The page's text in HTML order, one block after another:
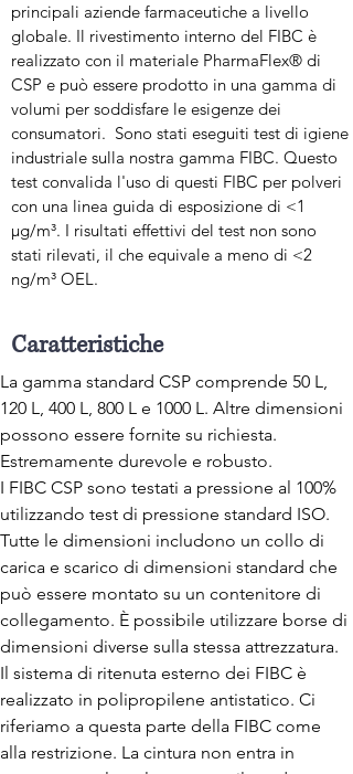
principali aziende farmaceutiche a livello
globale. Il rivestimento interno del FIBC è
realizzato con il materiale PharmaFlex® di
CSP e può essere prodotto in una gamma di
volumi per soddisfare le esigenze dei
consumatori. Sono stati eseguiti test di igiene
industriale sulla nostra gamma FIBC. Questo
test convalida l'uso di questi FIBC per polveri
con una linea guida di esposizione di <1
μg/m³. I risultati effettivi del test non sono
stati rilevati, il che equivale a meno di <2
ng/m³ OEL.
Caratteristiche
La gamma standard CSP comprende 50 L,
120 L, 400 L, 800 L e 1000 L. Altre dimensioni
possono essere fornite su richiesta.
Estremamente durevole e robusto.
I FIBC CSP sono testati a pressione al 100%
utilizzando test di pressione standard ISO.
Tutte le dimensioni includono un collo di
carica e scarico di dimensioni standard che
può essere montato su un contenitore di
collegamento. È possibile utilizzare borse di
dimensioni diverse sulla stessa attrezzatura.
Il sistema di ritenuta esterno dei FIBC è
realizzato in polipropilene antistatico. Ci
riferiamo a questa parte della FIBC come
alla restrizione. La cintura non entra in